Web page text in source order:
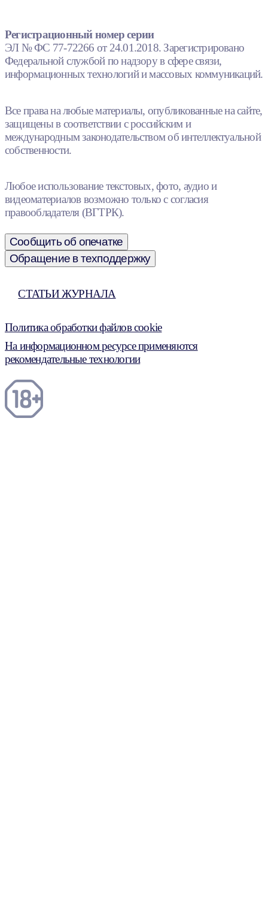
Регистрационный номер серии
ЭЛ № ФС 77-72266 от 24.01.2018. Зарегистрировано
Федеральной службой по надзору в сфере связи,
информационных технологий и массовых коммуникаций.
Все права на любые материалы, опубликованные на сайте,
защищены в соответствии с российским и
международным законодательством об интеллектуальной
собственности.
Любое использование текстовых, фото, аудио и
видеоматериалов возможно только с согласия
правообладателя (ВГТРК).
Сообщить об опечатке
Обращение в техподдержку
СТАТЬИ ЖУРНАЛА
Политика обработки файлов cookie
На информационном ресурсе применяются
рекомендательные технологии